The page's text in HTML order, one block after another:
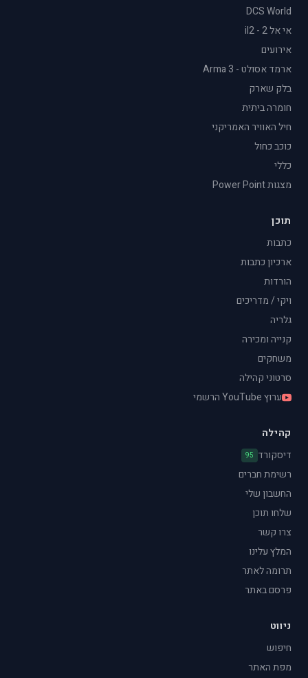
DCS World
אי אל 2 - il2
אירועים
ארמד אסולט - Arma 3
בלק שארק
חומרה ביתית
חיל האוויר האמריקני
כוכב כחול
כללי
מצגות Power Point
תוכן
כתבות
ארכיון כתבות
הורדות
ויקי / מדריכים
גלריה
קנייה ומכירה
משחקים
סרטוני קהילה
ערוץ YouTube הרשמי
קהילה
דיסקורד 95
רשימת חברים
החשבון שלי
שלחו תוכן
צרו קשר
המלץ עלינו
תרומה לאתר
פרסם באתר
ניווט
חיפוש
מפת האתר